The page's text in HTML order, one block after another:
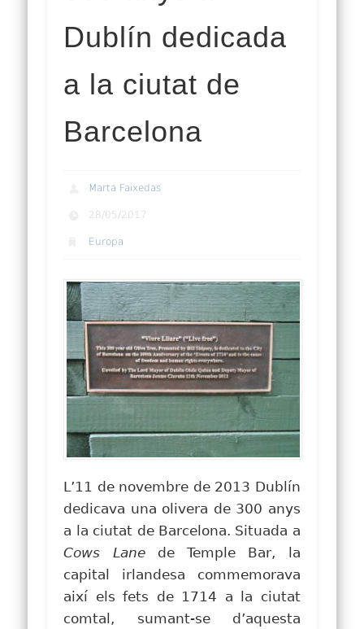
Dublín dedicada
a la ciutat de
Barcelona
Marta Faixedas
28/05/2017
Europa
L’11 de novembre de 2013 Dublín
dedicava una olivera de 300 anys
a la ciutat de Barcelona. Situada a
Cows Lanede Temple Bar, la
capital irlandesa commemorava
així els fets de 1714 a la ciutat
comtal, sumant-se d’aquesta